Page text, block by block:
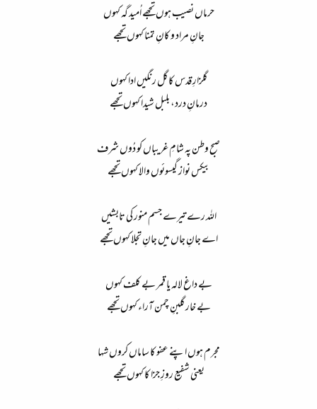
حرماں نصیب ہوں تجھے اُمید گہ کہوں
جانِ مراد و کانِ تمنا کہوں تجھے
گلزارِ قدس کا گل رنگیں ادا کہوں
درمانِ درد، بلبل شیدا کہوں تجھے
صبح وطن پہ شامِ غریباں کو دُوں شرف
بیکس نواز گیسوئوں والا کہوں تجھے
اللہ رے تیرے جسم منور کی تابشیں
اے جانِ جاں میں جانِ تجلا کہوں تجھے
بے داغ لالہ یا قمر بے کلف کہوں
بے خار گلبنِ چمن آراء کہوں تجھے
مجرم ہوں اپنے عفو کا ساماں کروں شہا
یعنی شفیع روزِ جزا کا کہوں تجھے